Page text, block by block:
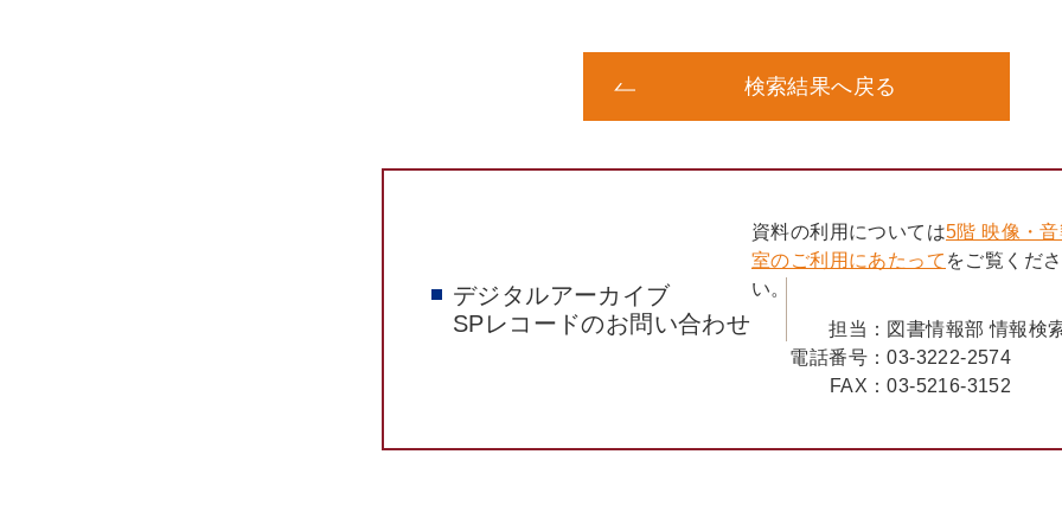
検索結果へ戻る
デジタルアーカイブ
SPレコードのお問い合わせ
資料の利用については5階 映像・
室のご利用にあたって をご覧くださ
い。
担当： 図書情報部 情報検
電話番号：03-3222-2574
FAX：03-5216-3152